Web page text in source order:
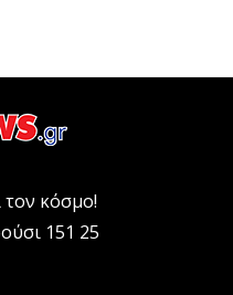
τον κόσμο!
151 25